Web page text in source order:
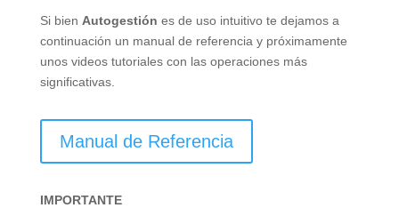
Si bien Autogestión es de uso intuitivo te dejamos a
continuación un manual de referencia y próximamente
unos videos tutoriales con las operaciones más
significativas.
Manual de Referencia
IMPORTANTE